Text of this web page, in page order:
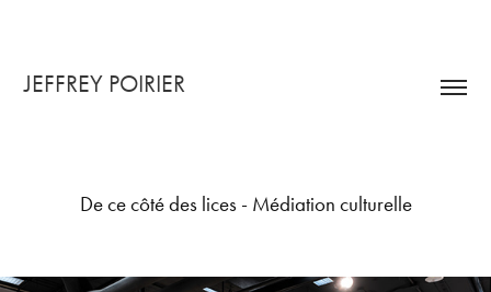
JEFFREY POIRIER
De ce côté des lices - Médiation culturelle